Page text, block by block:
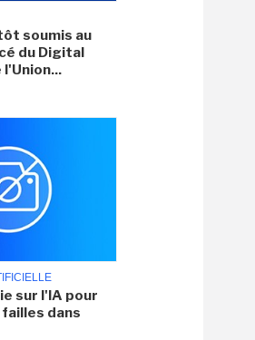
soumis au
du Digital
sur l'IA pour
dans